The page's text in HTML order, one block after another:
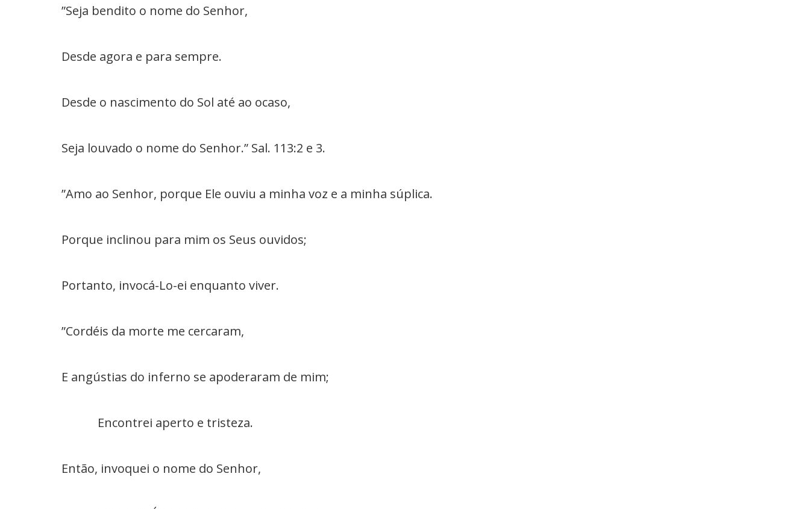
”Seja bendito o nome do Senhor,
Desde agora e para sempre.
Desde o nascimento do Sol até ao ocaso,
Seja louvado o nome do Senhor.” Sal. 113:2 e 3.
”Amo ao Senhor, porque Ele ouviu a minha voz e a minha súplica.
Porque inclinou para mim os Seus ouvidos;
Portanto, invocá-Lo-ei enquanto viver.
”Cordéis da morte me cercaram,
E angústias do inferno se apoderaram de mim;
Encontrei aperto e tristeza.
Então, invoquei o nome do Senhor,